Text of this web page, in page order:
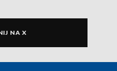
NA X